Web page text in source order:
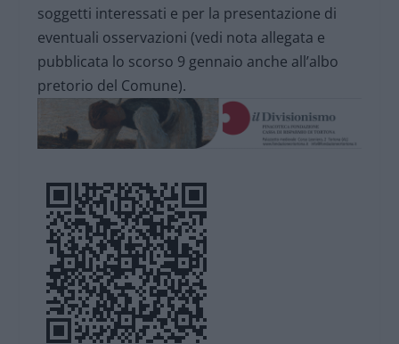
soggetti interessati e per la presentazione di
eventuali osservazioni (vedi nota allegata e
pubblicata lo scorso 9 gennaio anche all’albo
pretorio del Comune).